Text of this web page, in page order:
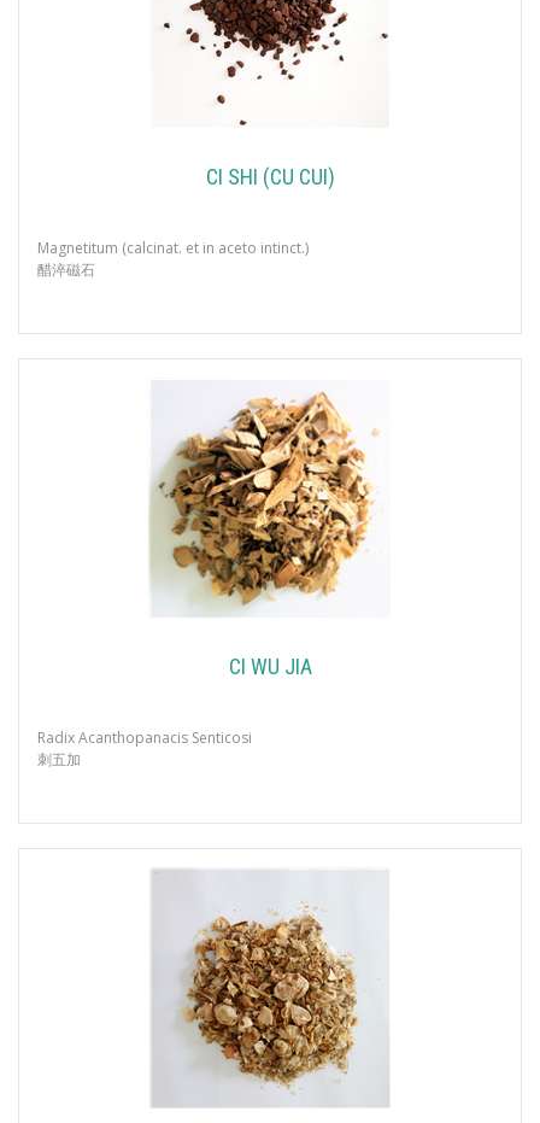
CI SHI (CU CUI)
Magnetitum (calcinat. et in aceto intinct.)
醋淬磁石
CI WU JIA
Radix Acanthopanacis Senticosi
刺五加